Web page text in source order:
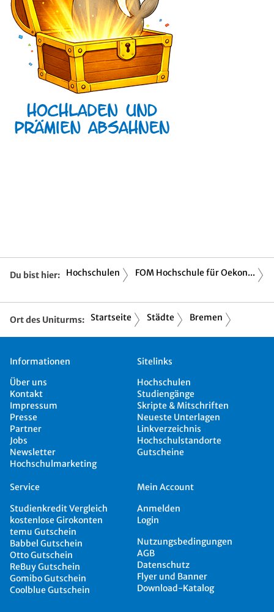
Du bist hier: Hochschulen FOM Hochschule für Oekon...
Ort des Uniturms: Startseite Städte Bremen
Informationen
Über uns
Kontakt
Impressum
Presse
Partner
Jobs
Newsletter
Hochschulmarketing
Sitelinks
Hochschulen
Studiengänge
Skripte & Mitschriften
Neueste Unterlagen
Linkverzeichnis
Hochschulstandorte
Gutscheine
Service
Studienkredit Vergleich
kostenlose Girokonten
temu Gutschein
Babbel Gutschein
Otto Gutschein
ReBuy Gutschein
Gomibo Gutschein
Coolblue Gutschein
Mein Account
Anmelden
Login
Nutzungsbedingungen
AGB
Datenschutz
Flyer und Banner
Download-Katalog